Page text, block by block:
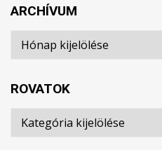
ARCHÍVUM
Archívum
ROVATOK
Rovatok